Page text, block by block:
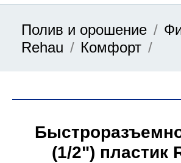
Цена
до
Полив и орошение
Rehau
Комфорт
(1/2ʺ)